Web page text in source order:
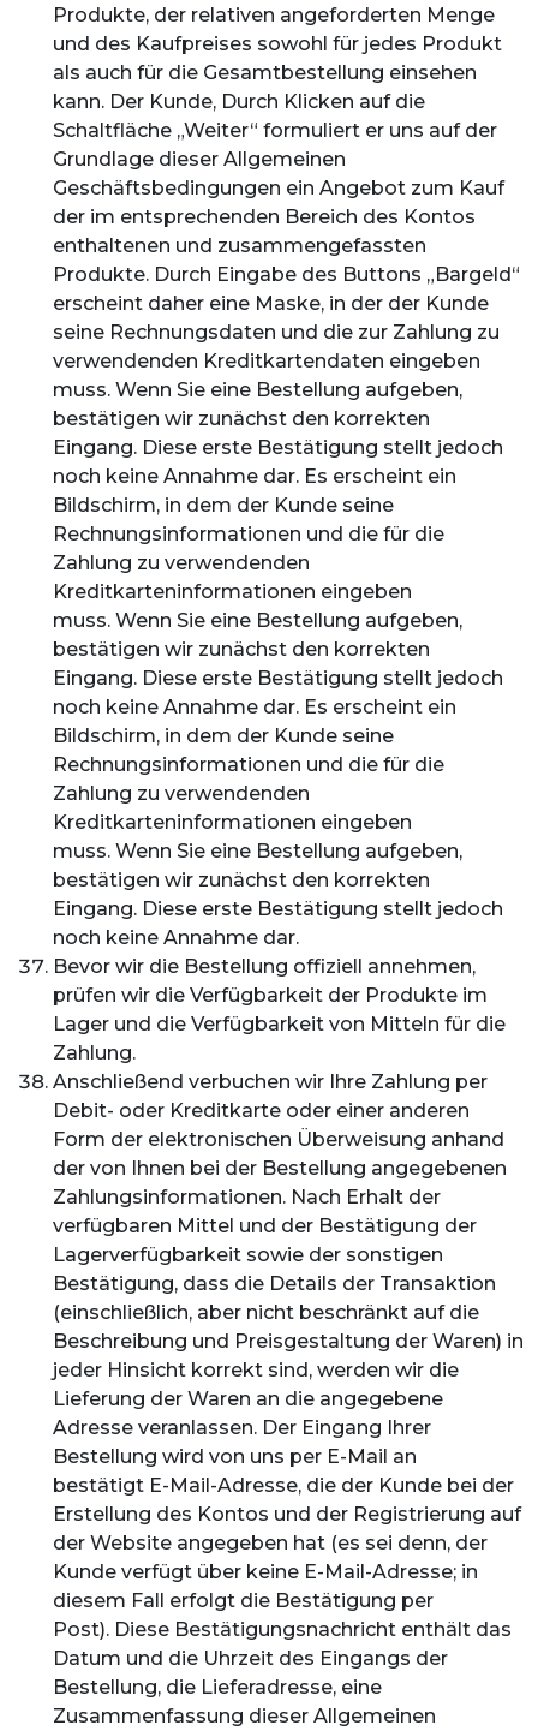
Produkte, der relativen angeforderten Menge
und des Kaufpreises sowohl für jedes Produkt
als auch für die Gesamtbestellung einsehen
kann. Der Kunde, Durch Klicken auf die
Schaltfläche „Weiter“ formuliert er uns auf der
Grundlage dieser Allgemeinen
Geschäftsbedingungen ein Angebot zum Kauf
der im entsprechenden Bereich des Kontos
enthaltenen und zusammengefassten
Produkte. Durch Eingabe des Buttons „Bargeld“
erscheint daher eine Maske, in der der Kunde
seine Rechnungsdaten und die zur Zahlung zu
verwendenden Kreditkartendaten eingeben
muss. Wenn Sie eine Bestellung aufgeben,
bestätigen wir zunächst den korrekten
Eingang. Diese erste Bestätigung stellt jedoch
noch keine Annahme dar. Es erscheint ein
Bildschirm, in dem der Kunde seine
Rechnungsinformationen und die für die
Zahlung zu verwendenden
Kreditkarteninformationen eingeben
muss. Wenn Sie eine Bestellung aufgeben,
bestätigen wir zunächst den korrekten
Eingang. Diese erste Bestätigung stellt jedoch
noch keine Annahme dar. Es erscheint ein
Bildschirm, in dem der Kunde seine
Rechnungsinformationen und die für die
Zahlung zu verwendenden
Kreditkarteninformationen eingeben
muss. Wenn Sie eine Bestellung aufgeben,
bestätigen wir zunächst den korrekten
Eingang. Diese erste Bestätigung stellt jedoch
noch keine Annahme dar.
Bevor wir die Bestellung offiziell annehmen,
prüfen wir die Verfügbarkeit der Produkte im
Lager und die Verfügbarkeit von Mitteln für die
Zahlung.
Anschließend verbuchen wir Ihre Zahlung per
Debit- oder Kreditkarte oder einer anderen
Form der elektronischen Überweisung anhand
der von Ihnen bei der Bestellung angegebenen
Zahlungsinformationen. Nach Erhalt der
verfügbaren Mittel und der Bestätigung der
Lagerverfügbarkeit sowie der sonstigen
Bestätigung, dass die Details der Transaktion
(einschließlich, aber nicht beschränkt auf die
Beschreibung und Preisgestaltung der Waren) in
jeder Hinsicht korrekt sind, werden wir die
Lieferung der Waren an die angegebene
Adresse veranlassen. Der Eingang Ihrer
Bestellung wird von uns per E-Mail an
bestätigt E-Mail-Adresse, die der Kunde bei der
Erstellung des Kontos und der Registrierung auf
der Website angegeben hat (es sei denn, der
Kunde verfügt über keine E-Mail-Adresse; in
diesem Fall erfolgt die Bestätigung per
Post). Diese Bestätigungsnachricht enthält das
Datum und die Uhrzeit des Eingangs der
Bestellung, die Lieferadresse, eine
Zusammenfassung dieser Allgemeinen